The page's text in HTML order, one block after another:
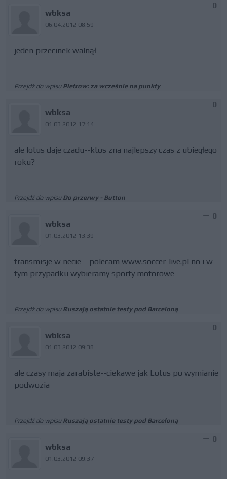
wbksa
06.04.2012 08:59
0
jeden przecinek walnął
Przejdź do wpisu Pietrow: za wcześnie na punkty
wbksa
01.03.2012 17:14
0
ale lotus daje czadu--ktos zna najlepszy czas z ubiegłego
roku?
Przejdź do wpisu Do przerwy - Button
wbksa
01.03.2012 13:39
0
transmisje w necie --polecam www.soccer-live.pl no i w
tym przypadku wybieramy sporty motorowe
Przejdź do wpisu Ruszają ostatnie testy pod Barceloną
wbksa
01.03.2012 09:38
0
ale czasy maja zarabiste--ciekawe jak Lotus po wymianie
podwozia
Przejdź do wpisu Ruszają ostatnie testy pod Barceloną
wbksa
01.03.2012 09:37
0